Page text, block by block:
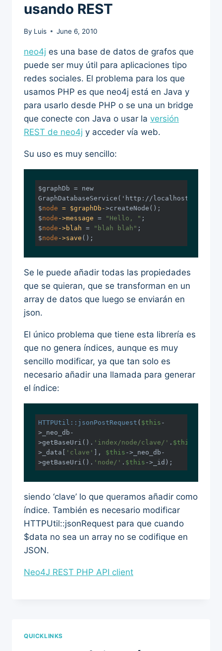
usando REST
By Luis June 6, 2010
neo4j es una base de datos de grafos que
puede ser muy útil para aplicaciones tipo
redes sociales. El problema para los que
usamos PHP es que neo4j está en Java y
para usarlo desde PHP o se una un bridge
que conecte con Java o usar la versión
REST de neo4j y acceder vía web.
Su uso es muy sencillo:
$graphDb = new
GraphDatabaseService('http://localhost:
$node = $graphDb->createNode();
$node ->message = "Hello, " ;
$node ->blah = "blah blah" ;
$node ->save ();
Se le puede añadir todas las propiedades
que se quieran, que se transforman en un
array de datos que luego se enviarán en
json.
El único problema que tiene esta librería es
que no genera índices, aunque es muy
sencillo modificar, ya que tan solo es
necesario añadir una llamada para generar
el índice:
HTTPUtil: :jsonPostRequest ( $this -
>_neo_db-
>getBaseUri(). 'index/node/clave/' . $this
>_data[ 'clave' ], $this ->_neo_db-
>getBaseUri(). 'node/' . $this ->_id);
siendo ‘clave’ lo que queramos añadir como
índice. También es necesario modificar
HTTPUtil::jsonRequest para que cuando
$data no sea un array no se codifique en
JSON.
Neo4J REST PHP API client
QUICKLINKS